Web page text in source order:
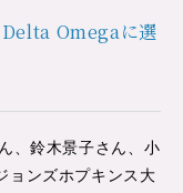
Omegaに選
、鈴木景子さん、小
ョンズホプキンス大